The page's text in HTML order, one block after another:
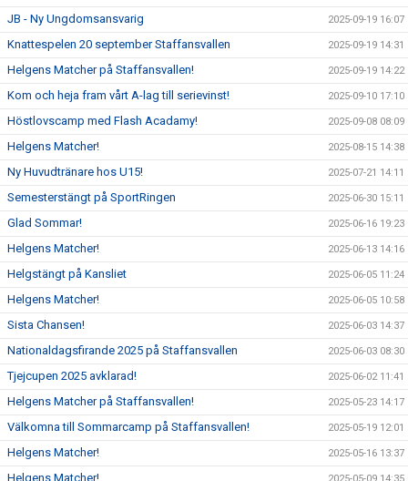
JB - Ny Ungdomsansvarig 2025-09-19 16:07
Knattespelen 20 september Staffansvallen 2025-09-19 14:31
Helgens Matcher på Staffansvallen! 2025-09-19 14:22
Kom och heja fram vårt A-lag till serievinst! 2025-09-10 17:10
Höstlovscamp med Flash Acadamy! 2025-09-08 08:09
Helgens Matcher! 2025-08-15 14:38
Ny Huvudtränare hos U15! 2025-07-21 14:11
Semesterstängt på SportRingen 2025-06-30 15:11
Glad Sommar! 2025-06-16 19:23
Helgens Matcher! 2025-06-13 14:16
Helgstängt på Kansliet 2025-06-05 11:24
Helgens Matcher! 2025-06-05 10:58
Sista Chansen! 2025-06-03 14:37
Nationaldagsfirande 2025 på Staffansvallen 2025-06-03 08:30
Tjejcupen 2025 avklarad! 2025-06-02 11:41
Helgens Matcher på Staffansvallen! 2025-05-23 14:17
Välkomna till Sommarcamp på Staffansvallen! 2025-05-19 12:01
Helgens Matcher! 2025-05-16 13:37
Helgens Matcher!